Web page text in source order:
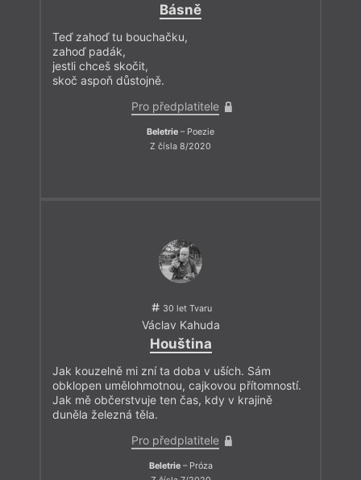
Básně
Teď zahoď tu bouchačku,
zahoď padák,
jestli chceš skočit,
skoč aspoň důstojně.
Pro předplatitele
Beletrie – Poezie
Z čísla 8/2020
30 let Tvaru
Václav Kahuda
Houština
Jak kouzelně mi zní ta doba v uších. Sám
obklopen umělohmotnou, cajkovou přítomností.
Jak mě občerstvuje ten čas, kdy v krajině
duněla železná těla.
Pro předplatitele
Beletrie– Próza